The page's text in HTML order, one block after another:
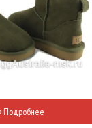
Подробнее